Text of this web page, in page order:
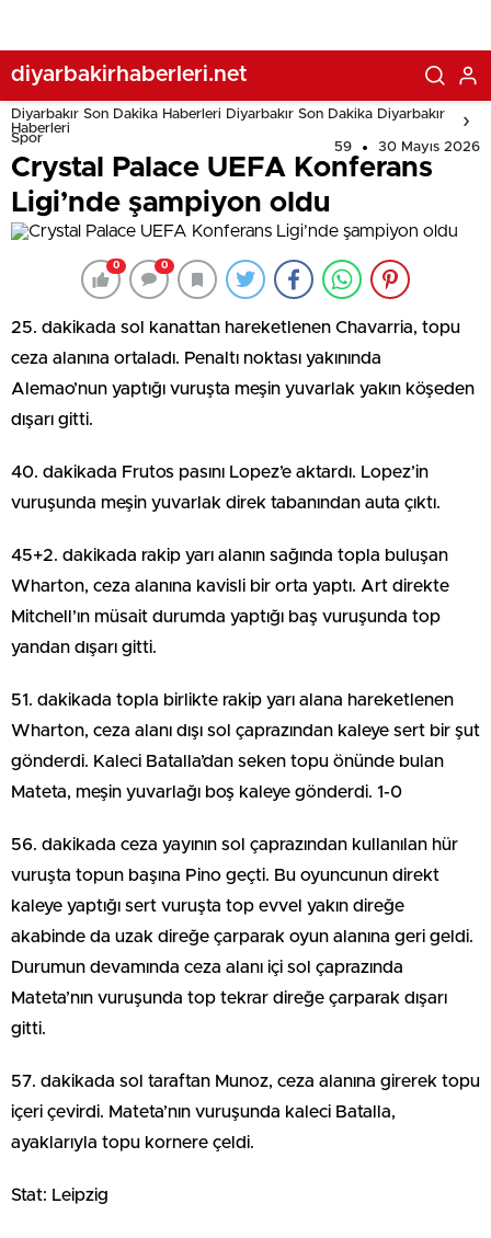
diyarbakirhaberleri.net
Diyarbakır Son Dakika Haberleri Diyarbakır Son Dakika Diyarbakır
Haberleri
Spor
59 30 Mayıs 2026
Crystal Palace UEFA Konferans
Ligi’nde şampiyon oldu
0 0
25. dakikada sol kanattan hareketlenen Chavarria, topu
ceza alanına ortaladı. Penaltı noktası yakınında
Alemao’nun yaptığı vuruşta meşin yuvarlak yakın köşeden
dışarı gitti.
40. dakikada Frutos pasını Lopez’e aktardı. Lopez’in
vuruşunda meşin yuvarlak direk tabanından auta çıktı.
45+2. dakikada rakip yarı alanın sağında topla buluşan
Wharton, ceza alanına kavisli bir orta yaptı. Art direkte
Mitchell’ın müsait durumda yaptığı baş vuruşunda top
yandan dışarı gitti.
51. dakikada topla birlikte rakip yarı alana hareketlenen
Wharton, ceza alanı dışı sol çaprazından kaleye sert bir şut
gönderdi. Kaleci Batalla’dan seken topu önünde bulan
Mateta, meşin yuvarlağı boş kaleye gönderdi. 1-0
56. dakikada ceza yayının sol çaprazından kullanılan hür
vuruşta topun başına Pino geçti. Bu oyuncunun direkt
kaleye yaptığı sert vuruşta top evvel yakın direğe
akabinde da uzak direğe çarparak oyun alanına geri geldi.
Durumun devamında ceza alanı içi sol çaprazında
Mateta’nın vuruşunda top tekrar direğe çarparak dışarı
gitti.
57. dakikada sol taraftan Munoz, ceza alanına girerek topu
içeri çevirdi. Mateta’nın vuruşunda kaleci Batalla,
ayaklarıyla topu kornere çeldi.
Stat: Leipzig